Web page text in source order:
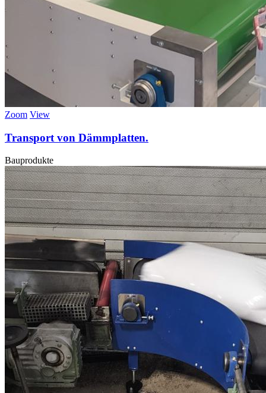
Zoom View
Transport von Dämmplatten.
Bauprodukte